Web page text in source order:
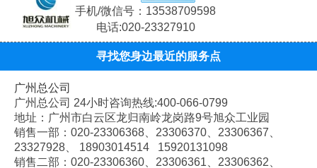
手机/微信号：13538709598
电话:020-23327910
寻找您身边最近的服务点
广州总公司
广州总公司 24小时咨询热线:400-066-0799
地址：广州市白云区龙归南岭龙岗路9号旭众工业园
销售一部：020-23306368、 23306370、 23306367、
23327928、
18903014514 15920131098
销售二部：020-23306360、 23306361、 23306362、